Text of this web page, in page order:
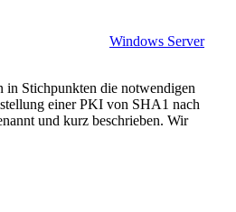
Windows Server
in Stichpunkten die notwendigen
einer PKI von SHA1 nach
und kurz beschrieben. Wir